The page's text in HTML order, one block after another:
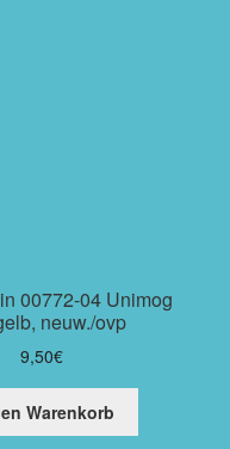
00772-04 Unimog
neuw./ovp
9,50€
Warenkorb